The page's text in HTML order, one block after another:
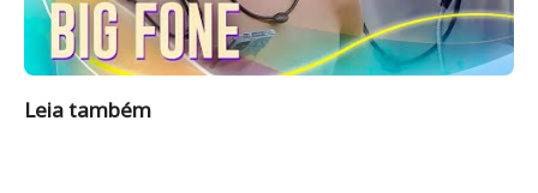
Leia também